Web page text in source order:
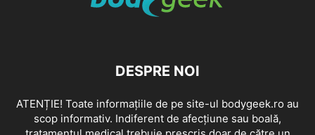
DESPRE NOI
ATENȚIE! Toate informațiile de pe site-ul bodygeek.ro au
scop informativ. Indiferent de afecțiune sau boală,